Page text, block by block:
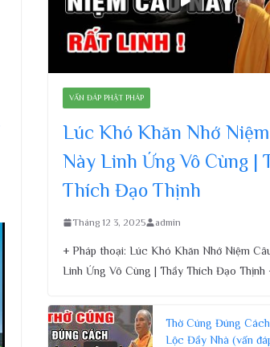
VẤN ĐÁP PHẬT PHÁP
Lúc Khó Khăn Nhớ
Này Linh Ứng Vô Cùng |
Thích Đạo Thịnh
Tháng 12 3, 2025 admin
+ Pháp thoại: Lúc Khó Khăn Nhớ Niệm
Linh Ứng Vô Cùng | Thầy Thích Đạo Thịnh
Thờ Cúng Đúng
Lộc Đầy Nhà (vấn